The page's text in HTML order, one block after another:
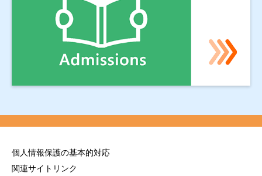
個人情報保護の基本的対応
関連サイトリンク